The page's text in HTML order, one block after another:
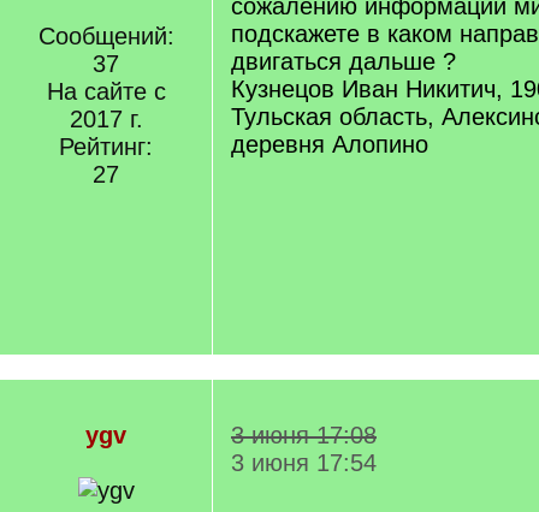
Сообщений:
37
На сайте с
2017 г.
Рейтинг:
27
сожалению информации
подскажете в каком
двигаться дальше ?
Кузнецов Иван Никитич,
Тульская область,
деревня Алопино
ygv
3 июня 17:08
3 июня 17:54